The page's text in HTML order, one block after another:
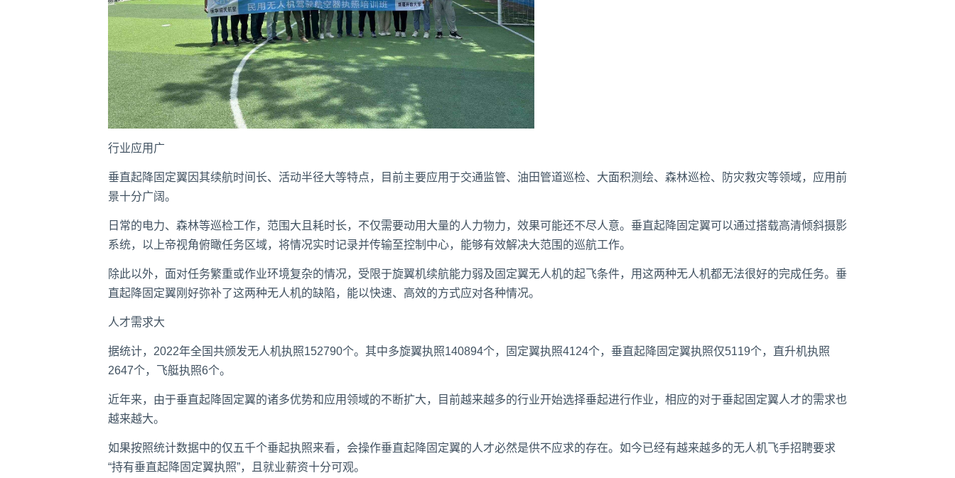
行业应用广
垂直起降固定翼因其续航时间长、活动半径大等特点，目前主要应用于交通监管、油田管道巡检、大面积测绘、森林巡检、防灾救灾等领域，应用前
景十分广阔。
日常的电力、森林等巡检工作，范围大且耗时长，不仅需要动用大量的人力物力，效果可能还不尽人意。垂直起降固定翼可以通过搭载高清倾斜摄影
系统，以上帝视角俯瞰任务区域，将情况实时记录并传输至控制中心，能够有效解决大范围的巡航工作。
除此以外，面对任务繁重或作业环境复杂的情况，受限于旋翼机续航能力弱及固定翼无人机的起飞条件，用这两种无人机都无法很好的完成任务。垂
直起降固定翼刚好弥补了这两种无人机的缺陷，能以快速、高效的方式应对各种情况。
人才需求大
据统计，2022年全国共颁发无人机执照152790个。其中多旋翼执照140894个，固定翼执照4124个，垂直起降固定翼执照仅5119个，直升机执照
2647个，飞艇执照6个。
近年来，由于垂直起降固定翼的诸多优势和应用领域的不断扩大，目前越来越多的行业开始选择垂起进行作业，相应的对于垂起固定翼人才的需求也
越来越大。
如果按照统计数据中的仅五千个垂起执照来看，会操作垂直起降固定翼的人才必然是供不应求的存在。如今已经有越来越多的无人机飞手招聘要求
“持有垂直起降固定翼执照”，且就业薪资十分可观。